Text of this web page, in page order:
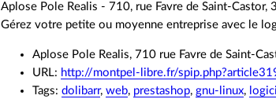
Aplose Pole Realis - 710, rue Favre de Saint-
Gérez votre petite ou moyenne entreprise avec le
Aplose Pole Realis, 710 rue Favre de Saint-
URL: http://montpel-libre.fr/
Tags:dolibarr,web, prestashop,gnu-linux,